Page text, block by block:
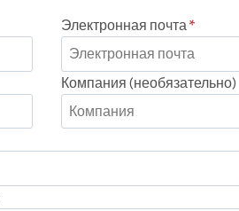
Электронная почта *
Компания (необязательно)